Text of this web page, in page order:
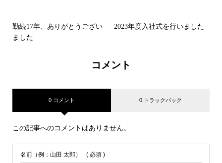
勤続17年、ありがとうござい
ました
2023年度入社式を行いました
コメント
0 コメント 0 トラックバック
この記事へのコメントはありません。
名前（例：山田 太郎） ( 必須 )